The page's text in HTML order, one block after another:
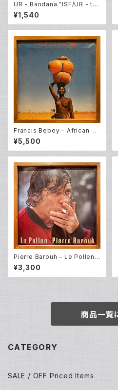
UR - Bandana "ISF/UR - th
e four elements"
¥1,540
Francis Bebey – African El
ectronic Music 1975-1982
(2LP)
¥5,500
Pierre Barouh – Le Pollen
(LP)
¥3,300
商品一覧
CATEGORY
SALE / OFF Priced Items